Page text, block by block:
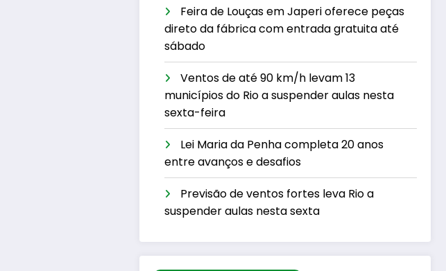
Feira de Louças em Japeri oferece peças
direto da fábrica com entrada gratuita até
sábado
Ventos de até 90 km/h levam 13
municípios do Rio a suspender aulas nesta
sexta-feira
Lei Maria da Penha completa 20 anos
entre avanços e desafios
Previsão de ventos fortes leva Rio a
suspender aulas nesta sexta